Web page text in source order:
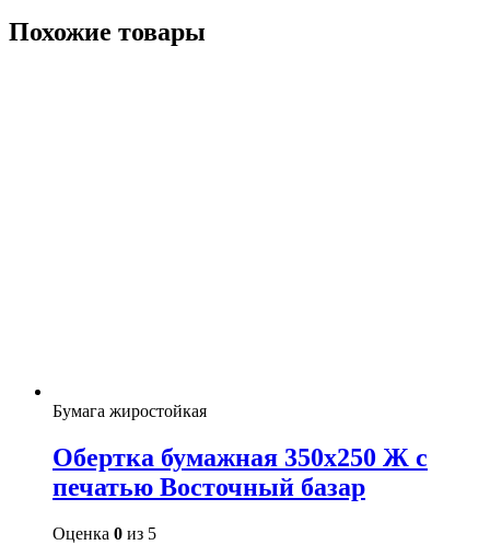
Похожие товары
Бумага жиростойкая
Обертка бумажная 350х250 Ж с
печатью Восточный базар
Оценка 0 из 5